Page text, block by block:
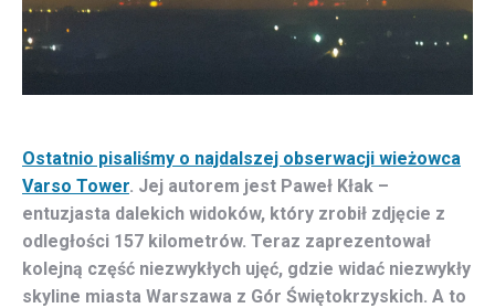
Ostatnio pisaliśmy o najdalszej obserwacji wieżowca
Varso Tower. Jej autorem jest Paweł Kłak –
entuzjasta dalekich widoków, który zrobił zdjęcie z
odległości 157 kilometrów. Teraz zaprezentował
kolejną część niezwykłych ujęć, gdzie widać niezwykły
skyline miasta Warszawa z Gór Świętokrzyskich. A to